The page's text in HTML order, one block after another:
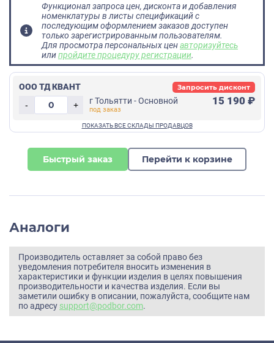
Функционал запроса цен, дисконта и добавления
номенклатуры в листы спецификаций с
последующим оформлением заказов доступен
только зарегистрированным пользователям.
Для просмотра персональных ценавторизуйтесь
илипройдите процедуру регистрации.
ООО ТД КВАНТ
-
+ г Тольятти - Основной 15 190 ₽
Запросить дисконт
Быстрый заказ Перейти к корзине
Аналоги
Производитель оставляет за собой право без
уведомления потребителя вносить изменения в
характеристики и функции изделия в целях повышения
производительности и качества изделия. Если вы
заметили ошибку в описании, пожалуйста, сообщите нам
по адресу support@podbor.com.